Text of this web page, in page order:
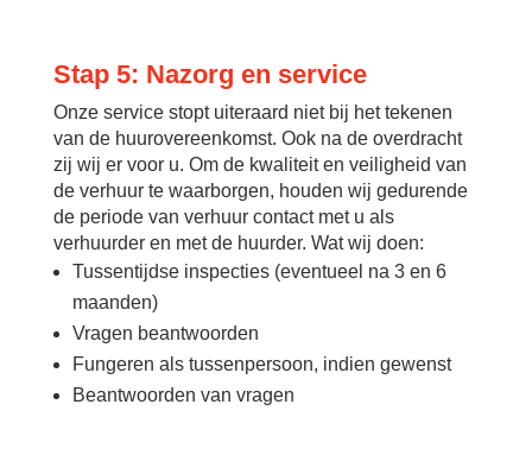
Stap 5: Nazorg en service
Onze service stopt uiteraard niet bij het tekenen
van de huurovereenkomst. Ook na de overdracht
zij wij er voor u. Om de kwaliteit en veiligheid van
de verhuur te waarborgen, houden wij gedurende
de periode van verhuur contact met u als
verhuurder en met de huurder. Wat wij doen:
Tussentijdse inspecties (eventueel na 3 en 6
maanden)
Vragen beantwoorden
Fungeren als tussenpersoon, indien gewenst
Beantwoorden van vragen